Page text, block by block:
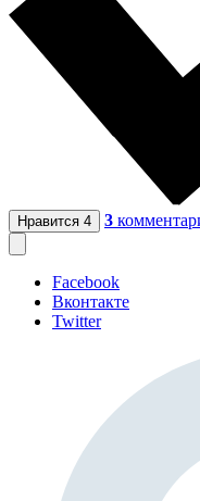
Нравится 4 3
Facebook
Вконтакте
Twitter